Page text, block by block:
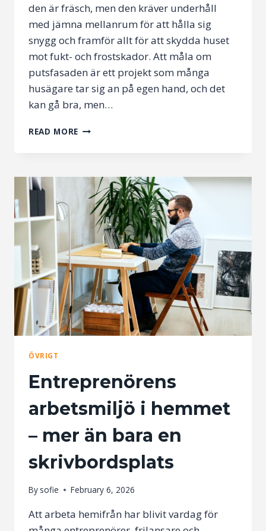
den är fräsch, men den kräver underhåll
med jämna mellanrum för att hålla sig
snygg och framför allt för att skydda huset
mot fukt- och frostskador. Att måla om
putsfasaden är ett projekt som många
husägare tar sig an på egen hand, och det
kan gå bra, men…
READ MORE MÅLA
ATT
BEHÖVA
GÖRA
OM
JOBBET
OM
ETT
ÅR
ÖVRIGT
Entreprenörens
arbetsmiljö i hemmet
– mer än bara en
skrivbordsplats
By sofie February 6, 2026
Att arbeta hemifrån har blivit vardag för